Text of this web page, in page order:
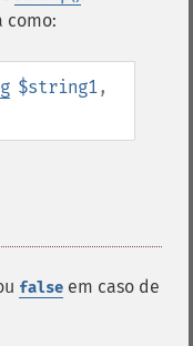
como:
$string1,
false em caso de